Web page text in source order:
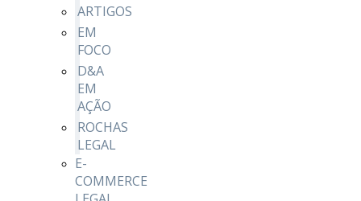
ARTIGOS
EM
FOCO
D&A
EM
AÇÃO
ROCHAS
LEGAL
E-
COMMERCE